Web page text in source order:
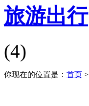
旅游出行
(4)
你现在的位置是： 首页 >